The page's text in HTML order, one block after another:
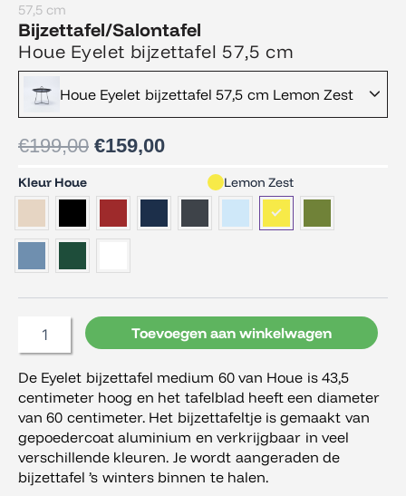
57,5 cm
Bijzettafel/Salontafel
Houe Eyelet bijzettafel 57,5 cm
Houe Eyelet bijzettafel 57,5 cm Lemon Zest
€199,00
Oorspronkelijke
prijs
was:
€199,00.
€159,00
Huidige
prijs
is:
€159,00.
Kleur Houe Lemon Zest
Houe
Eyelet
aantal
Toevoegen aan winkelwagen
De Eyelet bijzettafel medium 60 van Houe is 43,5
centimeter hoog en het tafelblad heeft een diameter
van 60 centimeter. Het bijzettafeltje is gemaakt van
gepoedercoat aluminium en verkrijgbaar in veel
verschillende kleuren. Je wordt aangeraden de
bijzettafel ’s winters binnen te halen.